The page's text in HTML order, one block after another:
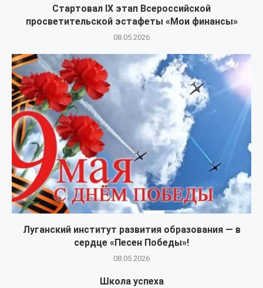
Стартовал IX этап Всероссийской
просветительской эстафеты «Мои финансы»
08.05.2026
Луганский институт развития образования — в
сердце «Песен Победы»!
08.05.2026
Школа успеха